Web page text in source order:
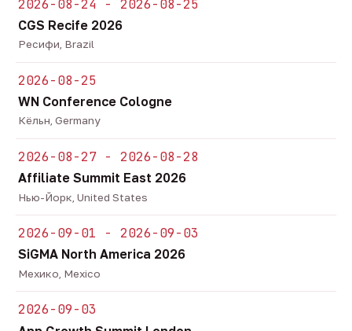
2026-08-24 - 2026-08-25
CGS Recife 2026
Ресифи, Brazil
2026-08-25
WN Conference Cologne
Кёльн, Germany
2026-08-27 - 2026-08-28
Affiliate Summit East 2026
Нью-Йорк, United States
2026-09-01 - 2026-09-03
SiGMA North America 2026
Мехико, Mexico
2026-09-03